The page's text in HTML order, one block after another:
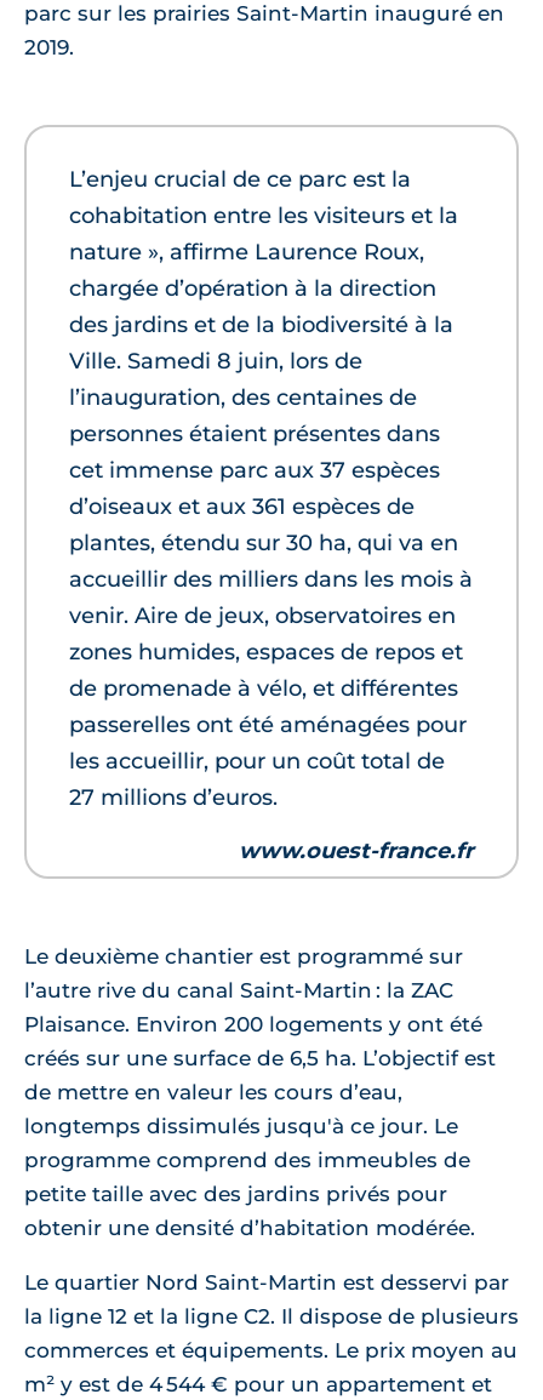
parc sur les prairies Saint-Martin inauguré en
2019.
L’enjeu crucial de ce parc est la
cohabitation entre les visiteurs et la
nature », affirme Laurence Roux,
chargée d’opération à la direction
des jardins et de la biodiversité à la
Ville. Samedi 8 juin, lors de
l’inauguration, des centaines de
personnes étaient présentes dans
cet immense parc aux 37 espèces
d’oiseaux et aux 361 espèces de
plantes, étendu sur 30 ha, qui va en
accueillir des milliers dans les mois à
venir. Aire de jeux, observatoires en
zones humides, espaces de repos et
de promenade à vélo, et différentes
passerelles ont été aménagées pour
les accueillir, pour un coût total de
27 millions d’euros.
www.ouest-france.fr
Le deuxième chantier est programmé sur
l’autre rive du canal Saint-Martin : la ZAC
Plaisance. Environ 200 logements y ont été
créés sur une surface de 6,5 ha. L’objectif est
de mettre en valeur les cours d’eau,
longtemps dissimulés jusqu'à ce jour. Le
programme comprend des immeubles de
petite taille avec des jardins privés pour
obtenir une densité d’habitation modérée.
Le quartier Nord Saint-Martin est desservi par
la ligne 12 et la ligne C2. Il dispose de plusieurs
commerces et équipements. Le prix moyen au
m² y est de 4 544 € pour un appartement et